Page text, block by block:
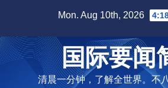
content
Mon. Aug 10th, 2026
国际要闻
清晨一分钟，了解全世界。不